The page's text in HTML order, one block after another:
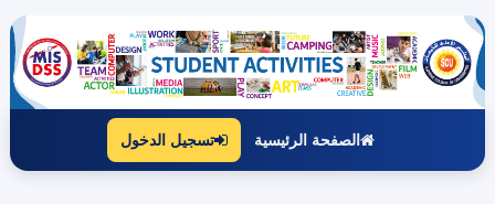
الصفحة الرئيسية تسجيل الدخول